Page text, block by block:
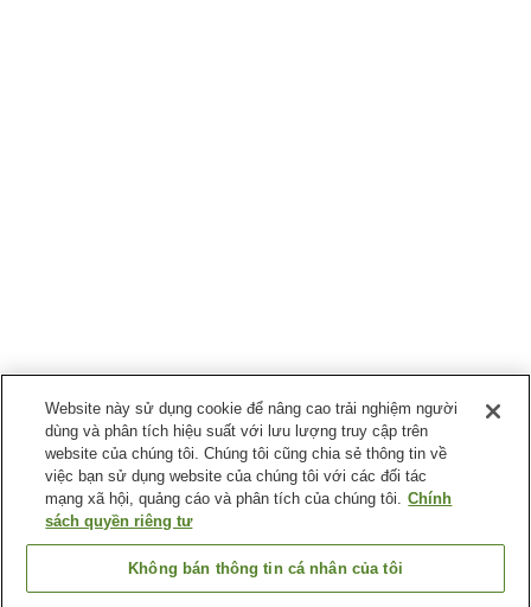
Website này sử dụng cookie để nâng cao trải nghiệm người
dùng và phân tích hiệu suất với lưu lượng truy cập trên
website của chúng tôi. Chúng tôi cũng chia sẻ thông tin về
việc bạn sử dụng website của chúng tôi với các đối tác
mạng xã hội, quảng cáo và phân tích của chúng tôi. Chính
sách quyền riêng tư
Không bán thông tin cá nhân của tôi